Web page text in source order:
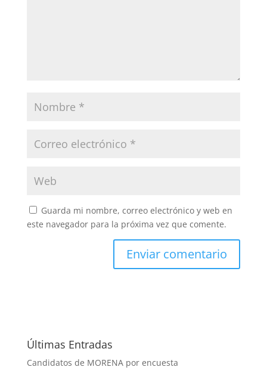
Guarda mi nombre, correo electrónico y web en
este navegador para la próxima vez que comente.
Últimas Entradas
Candidatos de MORENA por encuesta